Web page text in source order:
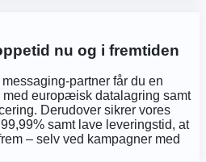
nu og i fremtiden
partner får du en
europæisk datalagring samt
Derudover sikrer vores
samt lave leveringstid, at
– selv ved kampagner med